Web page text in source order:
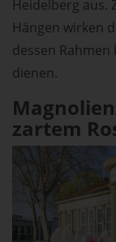
Heidelberg aus.
Hängen wirken
dessen
dienen.
zartem